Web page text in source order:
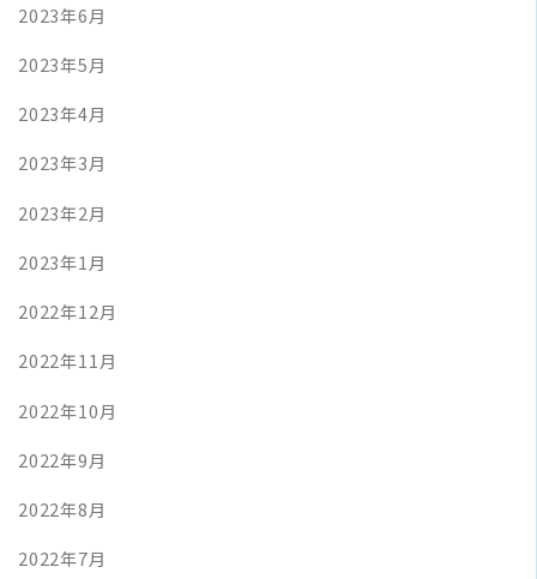
2023年6月
2023年5月
2023年4月
2023年3月
2023年2月
2023年1月
2022年12月
2022年11月
2022年10月
2022年9月
2022年8月
2022年7月